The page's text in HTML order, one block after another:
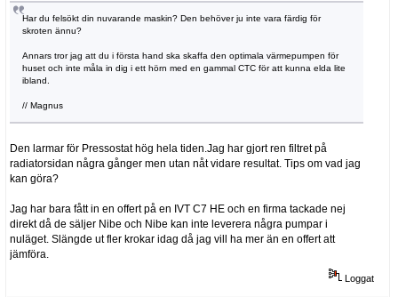
Har du felsökt din nuvarande maskin? Den behöver ju inte vara färdig för
skroten ännu?
Annars tror jag att du i första hand ska skaffa den optimala värmepumpen för
huset och inte måla in dig i ett hörn med en gammal CTC för att kunna elda lite
ibland.
// Magnus
Den larmar för Pressostat hög hela tiden.Jag har gjort ren filtret på
radiatorsidan några gånger men utan nåt vidare resultat. Tips om vad jag
kan göra?
Jag har bara fått in en offert på en IVT C7 HE och en firma tackade nej
direkt då de säljer Nibe och Nibe kan inte leverera några pumpar i
nuläget. Slängde ut fler krokar idag då jag vill ha mer än en offert att
jämföra.
Loggat